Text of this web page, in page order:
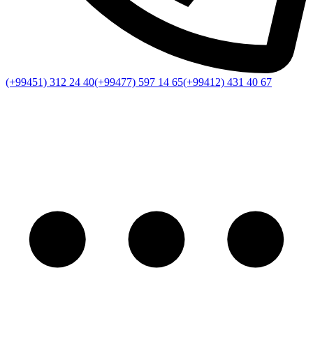
(+99451) 312 24 40(+99477) 597 14 65(+99412) 431 40 67